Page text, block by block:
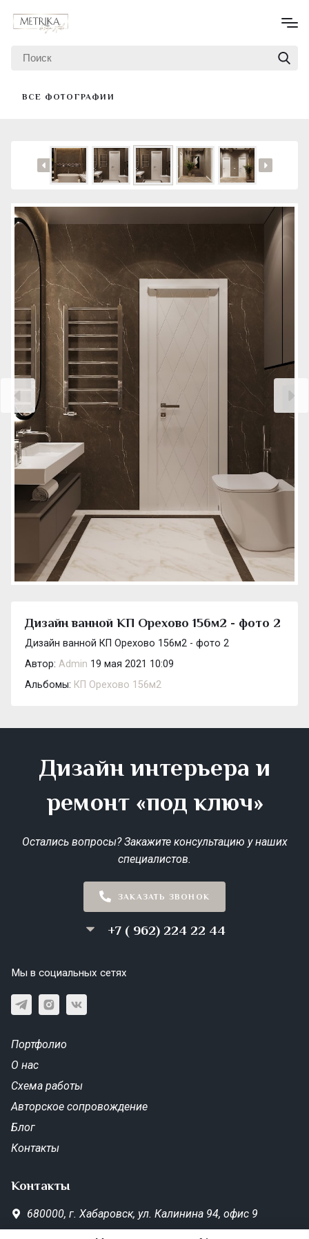
ВСЕ ФОТОГРАФИИ
Дизайн ванной КП Орехово 156м2 - фото 2
Дизайн ванной КП Орехово 156м2 - фото 2
Автор: Admin 19 мая 2021 10:09
Альбомы: КП Орехово 156м2
Дизайн интерьера и
ремонт «под ключ»
Остались вопросы? Закажите консультацию у наших
специалистов.
ЗАКАЗАТЬ ЗВОНОК
+7 ( 962) 224 22 44
Мы в социальных сетях
Портфолио
О нас
Схема работы
Авторское сопровождение
Блог
Контакты
Контакты
680000, г. Хабаровск, ул. Калинина 94, офис 9